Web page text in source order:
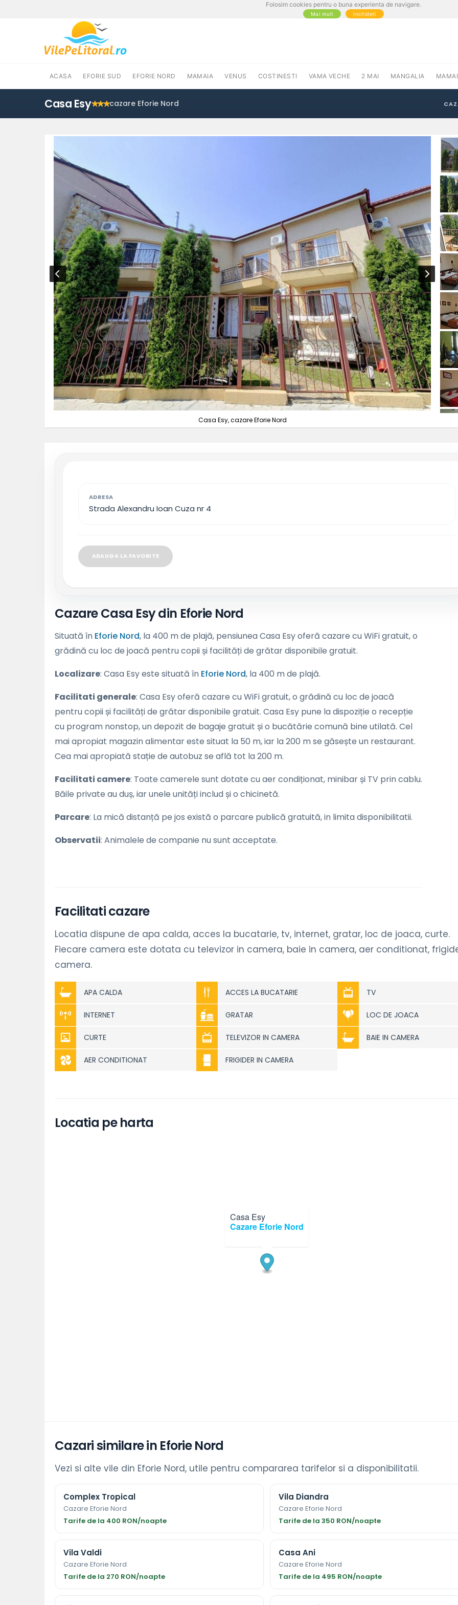
Folosim cookies pentru o buna experienta de navigare.
Mai mult Inchideti
ACASA EFORIE SUD EFORIE NORD MAMAIA VENUS COSTINESTI VAMA VECHE 2 MAI MANGALIA
Casa Esy cazare Eforie Nord
Casa Esy, cazare Eforie Nord
ADRESA
Strada Alexandru Ioan Cuza nr 4
ADAUGA LA FAVORITE
Cazare Casa Esy din Eforie Nord
Situată în Eforie Nord, la 400 m de plajă, pensiunea Casa Esy oferă cazare cu WiFi gratuit, o
grădină cu loc de joacă pentru copii și facilități de grătar disponibile gratuit.
Localizare: Casa Esy este situată în Eforie Nord, la 400 m de plajă.
Facilitati generale: Casa Esy oferă cazare cu WiFi gratuit, o grădină cu loc de joacă
pentru copii și facilități de grătar disponibile gratuit. Casa Esy pune la dispoziție o recepție
cu program nonstop, un depozit de bagaje gratuit și o bucătărie comună bine utilată. Cel
mai apropiat magazin alimentar este situat la 50 m, iar la 200 m se găsește un restaurant.
Cea mai apropiată stație de autobuz se află tot la 200 m.
Facilitati camere: Toate camerele sunt dotate cu aer condiționat, minibar și TV prin cablu.
Băile private au duș, iar unele unități includ și o chicinetă.
Parcare: La mică distanță pe jos există o parcare publică gratuită, in limita disponibilitatii.
Observatii: Animalele de companie nu sunt acceptate.
Facilitati cazare
Locatia dispune de apa calda, acces la bucatarie, tv, internet, gratar, loc de joaca, curte.
Fiecare camera este dotata cu televizor in camera, baie in camera, aer conditionat,
camera.
APA CALDA ACCES LA BUCATARIE TV
INTERNET GRATAR LOC DE JOACA
CURTE TELEVIZOR IN CAMERA BAIE IN CAMERA
AER CONDITIONAT FRIGIDER IN CAMERA
Locatia pe harta
Casa Esy
Cazare Eforie Nord
Cazari similare in Eforie Nord
Vezi si alte vile din Eforie Nord, utile pentru compararea tarifelor si a disponibilitatii.
Complex Tropical
Cazare Eforie Nord
Tarife de la 400 RON/noapte
Vila Diandra
Cazare Eforie Nord
Tarife de la 350 RON/noapte
Vila Valdi
Cazare Eforie Nord
Tarife de la 270 RON/noapte
Casa Ani
Cazare Eforie Nord
Tarife de la 495 RON/noapte